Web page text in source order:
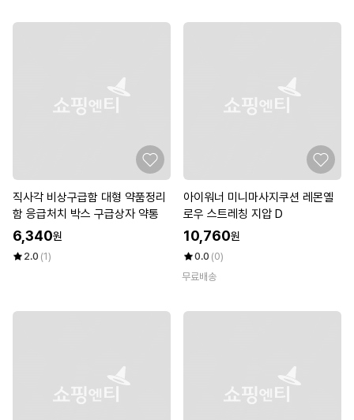
직사각 비상구급함 대형 약품정리
함 응급처치 박스 구급상자 약통
6,340원
2.0 (1)
아이워너 미니마사지쿠션 레몬옐
로우 스트레칭 지압 D
10,760원
0.0 (0)
무료배송